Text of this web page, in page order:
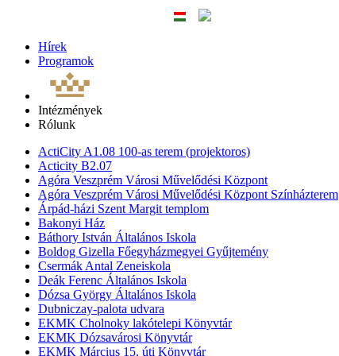
Hírek
Programok
Intézmények
Rólunk
ActiCity A1.08 100-as terem (projektoros)
Acticity B2.07
Agóra Veszprém Városi Művelődési Központ
Agóra Veszprém Városi Művelődési Központ Színházterem
Árpád-házi Szent Margit templom
Bakonyi Ház
Báthory István Általános Iskola
Boldog Gizella Főegyházmegyei Gyűjtemény
Csermák Antal Zeneiskola
Deák Ferenc Általános Iskola
Dózsa György Általános Iskola
Dubniczay-palota udvara
EKMK Cholnoky lakótelepi Könyvtár
EKMK Dózsavárosi Könyvtár
EKMK Március 15. úti Könyvtár